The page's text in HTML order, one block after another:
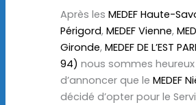
Après les MEDEF Haute-
Périgord, MEDEF Vienne,
Gironde, MEDEF DE L’EST
94) nous sommes heureux
d’annoncer que le MEDEF
décidé d’opter pour le